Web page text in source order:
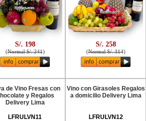
S/. 198
(Normal S/. 241)
S/. 258
(Normal S/. 314)
de Vino Fresas con
y Regalos
Delivery Lima
LFRULVN11
Vino con Girasoles Regalos
a domicilio Delivery Lima
LFRULVN12